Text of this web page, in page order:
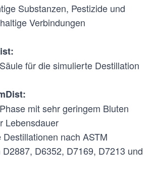
polysiloxane (100%)
Dimethyl
polysiloxane (100%)
Substanzen, Pestizide und
Verbindungen
für die simulierte Destillation
mit sehr geringem Bluten
Lebensdauer
Destillationen nach ASTM
D2887, D6352, D7169, D7213 und